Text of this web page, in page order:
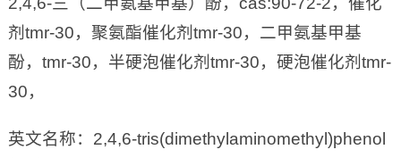
剂tmr-30，聚氨酯催化剂tmr-30，二甲氨基甲基
酚，tmr-30，半硬泡催化剂tmr-30，硬泡催化剂tmr-
30，
英文名称：2,4,6-tris(dimethylaminomethyl)phenol